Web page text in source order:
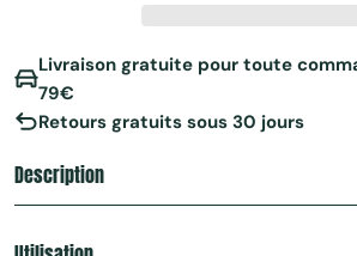
Livraison gratuite pour toute
79€
Retours gratuits sous 30 jours
Description